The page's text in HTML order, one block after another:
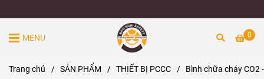
0
MENU
Trang chủ / SẢN PHẨM / THIẾT BỊ PCCC / Bình chữa cháy CO2